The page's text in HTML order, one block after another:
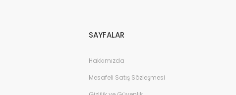
SAYFALAR
Hakkımızda
Mesafeli Satış Sözleşmesi